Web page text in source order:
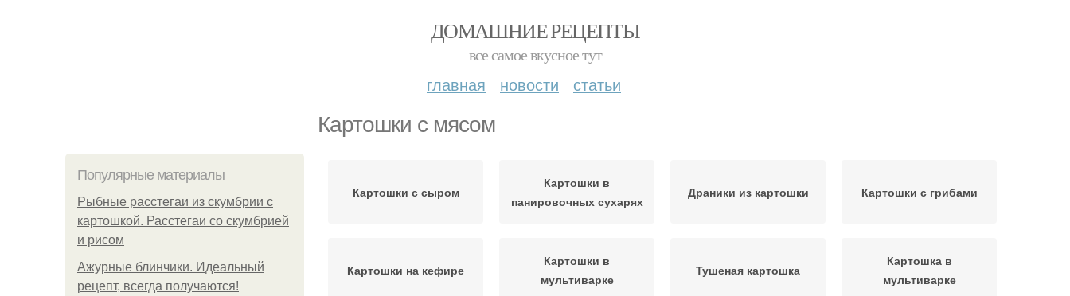
ДОМАШНИЕ РЕЦЕПТЫ
все самое вкусное тут
главная новости статьи
Картошки с мясом
Популярные материалы
Рыбные расстегаи из скумбрии с
картошкой. Расстегаи со скумбрией
и рисом
Ажурные блинчики. Идеальный
рецепт, всегда получаются!
Картошки с сыром
Картошки в
панировочных сухарях
Драники из картошки Картошки с грибами
Картошки на кефире
Картошки в
мультиварке
Тушеная картошка
Картошка в
мультиварке